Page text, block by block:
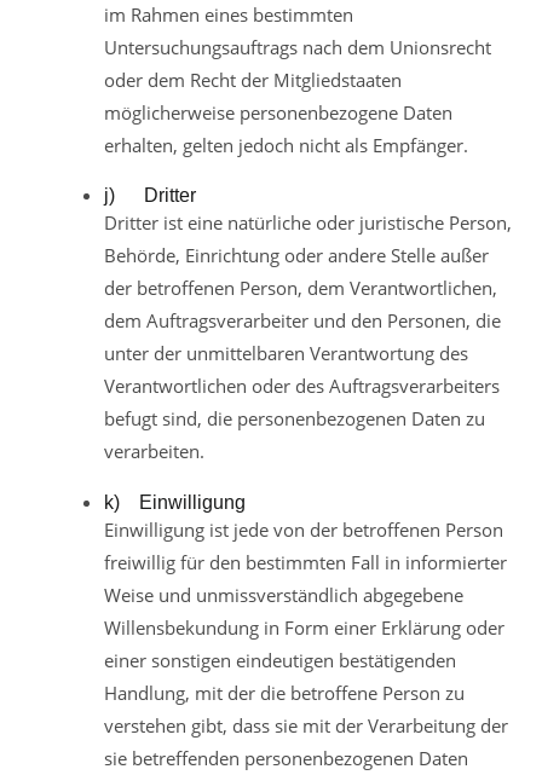
im Rahmen eines bestimmten
Untersuchungsauftrags nach dem Unionsrecht
oder dem Recht der Mitgliedstaaten
möglicherweise personenbezogene Daten
erhalten, gelten jedoch nicht als Empfänger.
j) Dritter
Dritter ist eine natürliche oder juristische Person,
Behörde, Einrichtung oder andere Stelle außer
der betroffenen Person, dem Verantwortlichen,
dem Auftragsverarbeiter und den Personen, die
unter der unmittelbaren Verantwortung des
Verantwortlichen oder des Auftragsverarbeiters
befugt sind, die personenbezogenen Daten zu
verarbeiten.
k) Einwilligung
Einwilligung ist jede von der betroffenen Person
freiwillig für den bestimmten Fall in informierter
Weise und unmissverständlich abgegebene
Willensbekundung in Form einer Erklärung oder
einer sonstigen eindeutigen bestätigenden
Handlung, mit der die betroffene Person zu
verstehen gibt, dass sie mit der Verarbeitung der
sie betreffenden personenbezogenen Daten